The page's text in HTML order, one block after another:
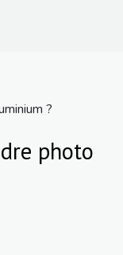
?
photo